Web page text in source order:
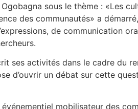
sous le thème : «Les
des communautés» a
de communication
ses activités dans le cadre du
d’ouvrir un débat sur cette
mobilisateur des